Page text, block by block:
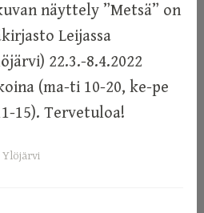
näyttely ”Metsä” on
Leijassa
22.3.-8.4.2022
(ma-ti 10-20, ke-pe
15). Tervetuloa!
Ylöjärvi